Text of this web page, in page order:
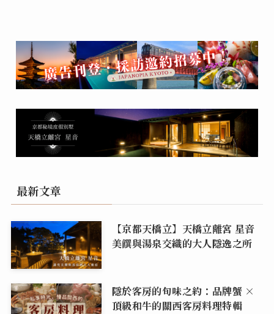
最新文章
【京都天橋立】天橋立離宮 星音
美饌與湯泉交織的大人隱逸之所
隱於客房的旬味之約：品牌蟹 ×
頂級和牛的關西客房料理特輯